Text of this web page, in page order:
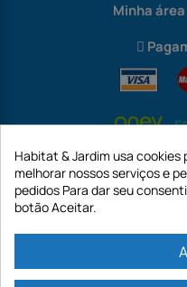
Minha
Habitat & Jardim usa
melhorar nossos serviços e
pedidos Para dar seu
botão Aceitar.